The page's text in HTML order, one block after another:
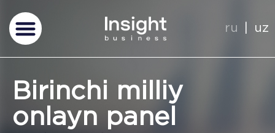
ru uz
Birinchi milliy
onlayn panel